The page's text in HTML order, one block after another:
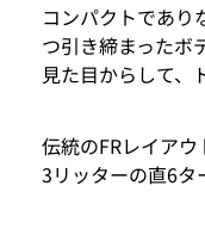
コンパクトであり
つ引き締まったボ
見た目からして、
伝統のFRレイア
3リッターの直6